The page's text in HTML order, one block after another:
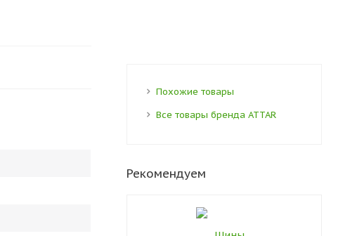
Похожие товары
Все товары бренда ATTAR
Рекомендуем